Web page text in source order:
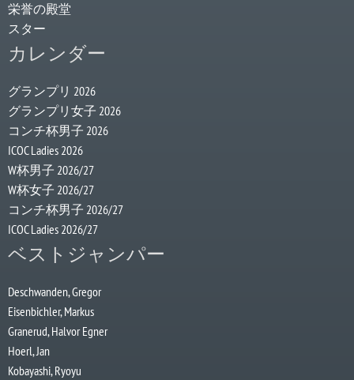
栄誉の殿堂
スター
カレンダー
グランプリ 2026
グランプリ女子 2026
コンチ杯男子 2026
ICOC Ladies 2026
W杯男子 2026/27
W杯女子 2026/27
コンチ杯男子 2026/27
ICOC Ladies 2026/27
ベストジャンパー
Deschwanden, Gregor
Eisenbichler, Markus
Granerud, Halvor Egner
Hoerl, Jan
Kobayashi, Ryoyu